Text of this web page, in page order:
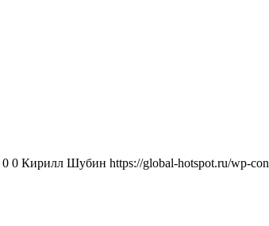
0 0 Кирилл Шубин https://global-hotspot.ru/wp-